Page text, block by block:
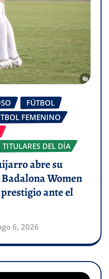
FÚTBOL
FEMENINO
TITULARES DEL DÍA
abre su
Women
ante el
6, 2026